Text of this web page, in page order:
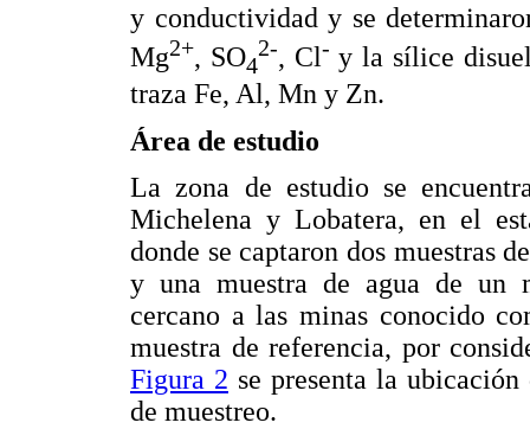
y conductividad y se
Mg2+, SO4
2-, Cl- y la sílice
traza Fe, Al, Mn y Zn.
Área de estudio
La zona de estudio se
Michelena y Lobatera, en el
donde se captaron dos muestras
y una muestra de agua de un
cercano a las minas conocido
muestra de referencia, por
Figura 2 se presenta la
de muestreo.